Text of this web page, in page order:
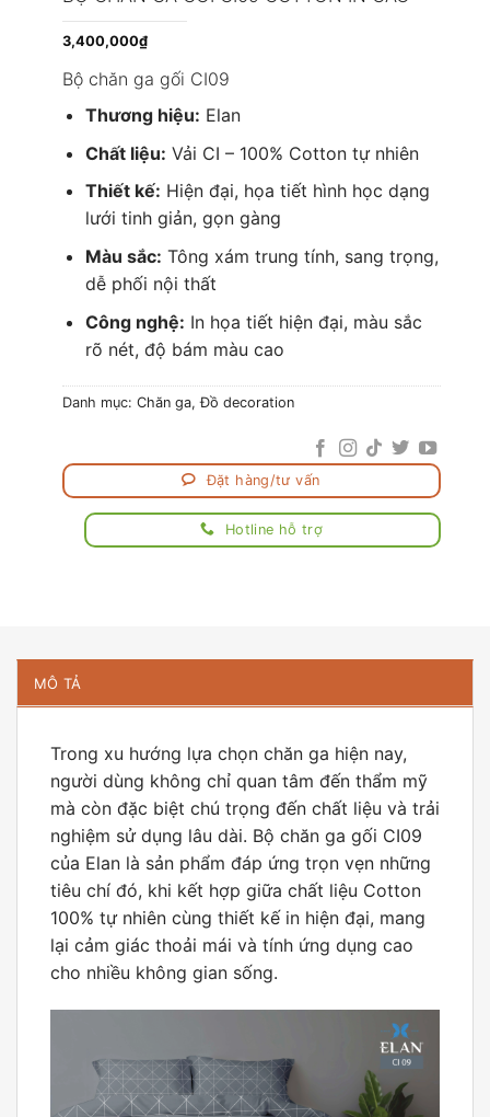
3,400,000₫
Bộ chăn ga gối CI09
Thương hiệu: Elan
Chất liệu: Vải CI – 100% Cotton tự nhiên
Thiết kế: Hiện đại, họa tiết hình học dạng
lưới tinh giản, gọn gàng
Màu sắc: Tông xám trung tính, sang trọng,
dễ phối nội thất
Công nghệ: In họa tiết hiện đại, màu sắc
rõ nét, độ bám màu cao
Danh mục: Chăn ga,Đồ decoration
Đặt hàng/tư vấn
Hotline hỗ trợ
MÔ TẢ
Trong xu hướng lựa chọn chăn ga hiện nay,
người dùng không chỉ quan tâm đến thẩm mỹ
mà còn đặc biệt chú trọng đến chất liệu và trải
nghiệm sử dụng lâu dài. Bộ chăn ga gối CI09
của Elan là sản phẩm đáp ứng trọn vẹn những
tiêu chí đó, khi kết hợp giữa chất liệu Cotton
100% tự nhiên cùng thiết kế in hiện đại, mang
lại cảm giác thoải mái và tính ứng dụng cao
cho nhiều không gian sống.